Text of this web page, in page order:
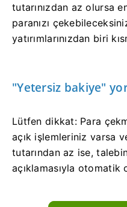
tutarınızdan az olursa
paranızı
yatırımlarınızdan biri
"Yetersiz bakiye"
Lütfen dikkat: Para
açık işlemleriniz varsa
tutarından az ise,
açıklamasıyla